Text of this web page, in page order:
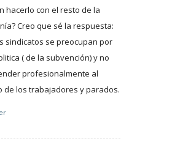
hacerlo con el resto de la
Creo que sé la respuesta:
sindicatos se preocupan por
( de la subvención) y no
profesionalmente al
de los trabajadores y parados.